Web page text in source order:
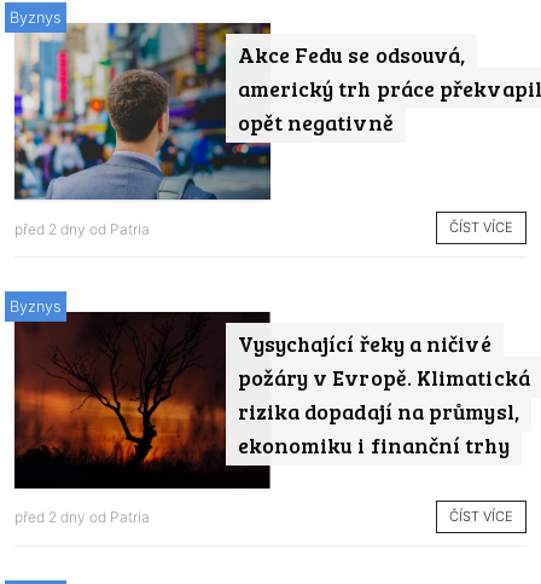
Akce Fedu se odsouvá,
americký trh práce překvapil
opět negativně
Byznys
před 2 dny od Patria ČÍST VÍCE
Vysychající řeky a ničivé
požáry v Evropě. Klimatická
rizika dopadají na průmysl,
ekonomiku i finanční trhy
Byznys
před 2 dny od Patria ČÍST VÍCE